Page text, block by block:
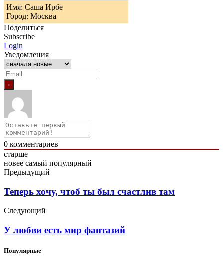
Имя: Саша Ирбе
Город: Москва
Поделиться
Subscribe
Login
Уведомления
0 комментариев
старше
новее самый популярный
Предыдущий
Теперь хочу, чтоб ты был счастлив там
Следующий
У любви есть мир фантазий
Популярные